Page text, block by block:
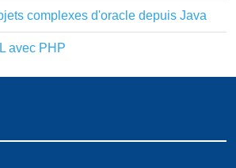
complexes d'oracle depuis Java
avec PHP